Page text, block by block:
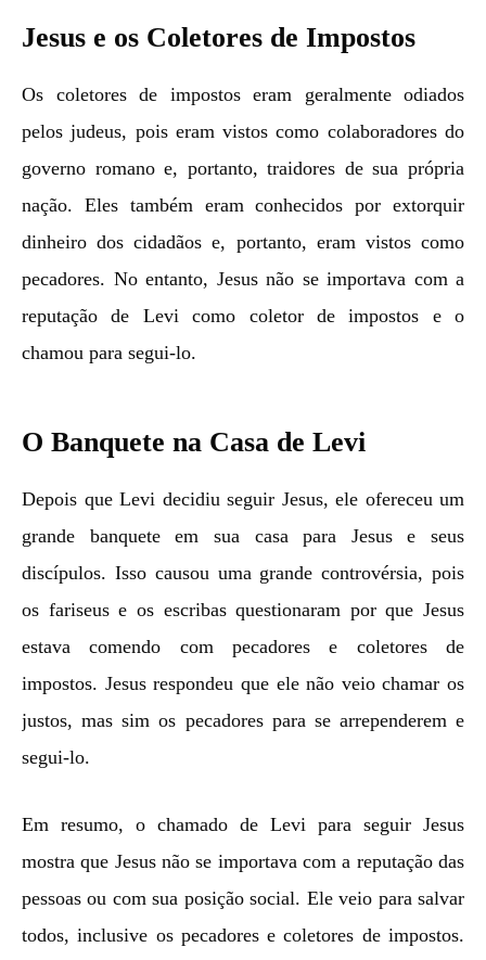
Jesus e os Coletores de Impostos
Os coletores de impostos eram geralmente odiados
pelos judeus, pois eram vistos como colaboradores do
governo romano e, portanto, traidores de sua própria
nação. Eles também eram conhecidos por extorquir
dinheiro dos cidadãos e, portanto, eram vistos como
pecadores. No entanto, Jesus não se importava com a
reputação de Levi como coletor de impostos e o
chamou para segui-lo.
O Banquete na Casa de Levi
Depois que Levi decidiu seguir Jesus, ele ofereceu um
grande banquete em sua casa para Jesus e seus
discípulos. Isso causou uma grande controvérsia, pois
os fariseus e os escribas questionaram por que Jesus
estava comendo com pecadores e coletores de
impostos. Jesus respondeu que ele não veio chamar os
justos, mas sim os pecadores para se arrependerem e
segui-lo.
Em resumo, o chamado de Levi para seguir Jesus
mostra que Jesus não se importava com a reputação das
pessoas ou com sua posição social. Ele veio para salvar
todos, inclusive os pecadores e coletores de impostos.